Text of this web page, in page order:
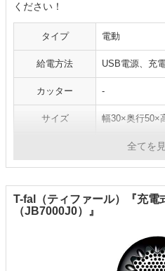
ください！
タイプ 電動
給電方法 USB電源、充
カッター -
サイズ 幅30×奥行50×
全てを
T-fal（ティファール）『充電
（JB7000J0）』